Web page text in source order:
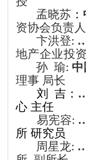
孟晓苏 ：
资协会负责人
卞洪登:
地产企业投
孙 瑜:
理事 局长
刘
吉 ：
心 主任
易宪容:
所 研究员
周星龙: